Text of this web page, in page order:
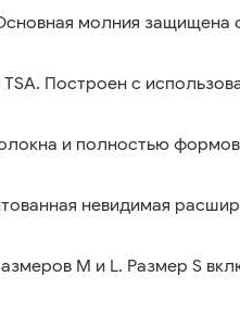
молния защищена
Построен с
и полностью
невидимая
M и L. Размер S